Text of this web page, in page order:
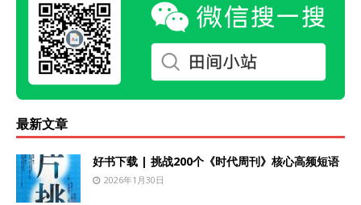
最新文章
好书下载 | 挑战200个《时代周刊》核心高频短语
2026年1月30日